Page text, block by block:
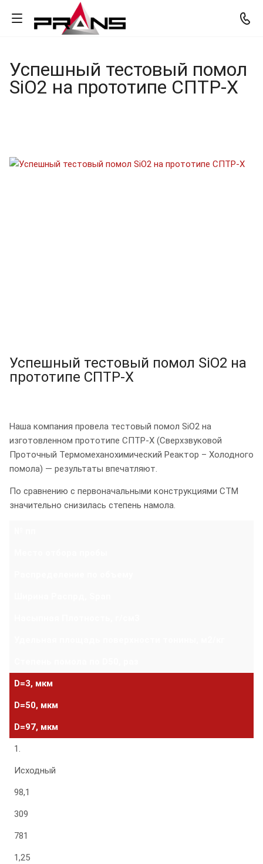
Успешный тестовый помол
SiO2 на прототипе СПТР‑Х
Успешный тестовый помол SiO2 на
прототипе СПТР‑Х
Наша компания провела тестовый помол SiO2 на
изготовленном прототипе СПТР‑Х (Сверхзвуковой
Проточный Термомеханохимический Реактор – Холодного
помола) — результаты впечатляют.
По сравнению с первоначальными конструкциями СТМ
значительно снизилась степень намола.
D=3, мкм
D=50, мкм
D=97, мкм
1.
Исходный
98,1
309
781
1,25